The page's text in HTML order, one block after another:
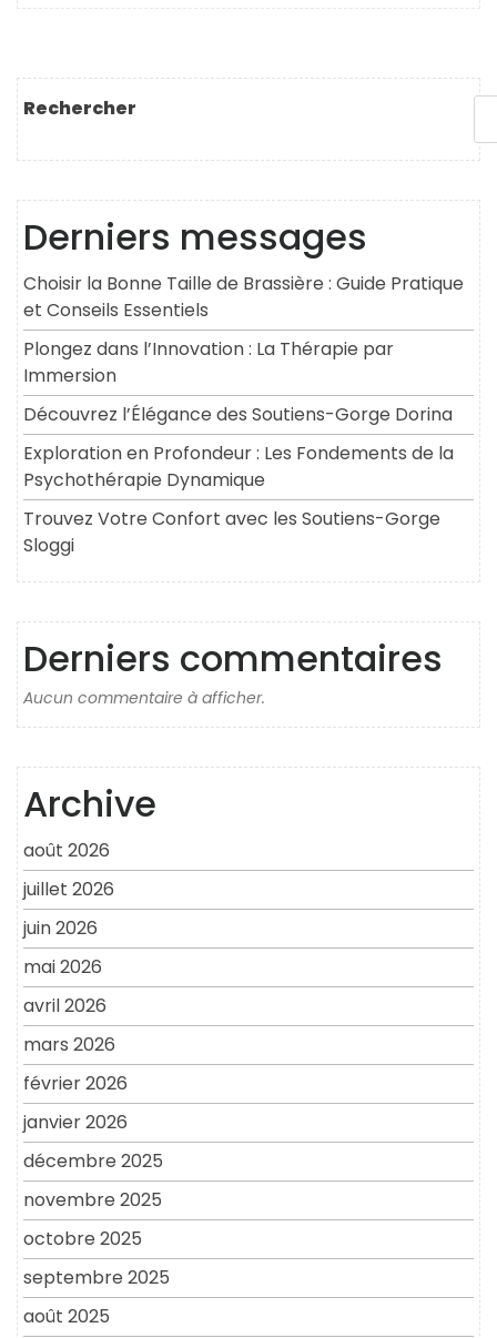
Rechercher
Derniers messages
Choisir la Bonne Taille de Brassière : Guide Pratique
et Conseils Essentiels
Plongez dans l’Innovation : La Thérapie par
Immersion
Découvrez l’Élégance des Soutiens-Gorge Dorina
Exploration en Profondeur : Les Fondements de la
Psychothérapie Dynamique
Trouvez Votre Confort avec les Soutiens-Gorge
Sloggi
Derniers commentaires
Aucun commentaire à afficher.
Archive
août 2026
juillet 2026
juin 2026
mai 2026
avril 2026
mars 2026
février 2026
janvier 2026
décembre 2025
novembre 2025
octobre 2025
septembre 2025
août 2025